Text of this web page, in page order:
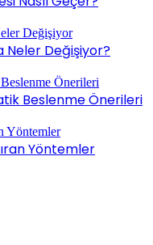
Neler Değişiyor?
Beslenme Önerileri
Yöntemler